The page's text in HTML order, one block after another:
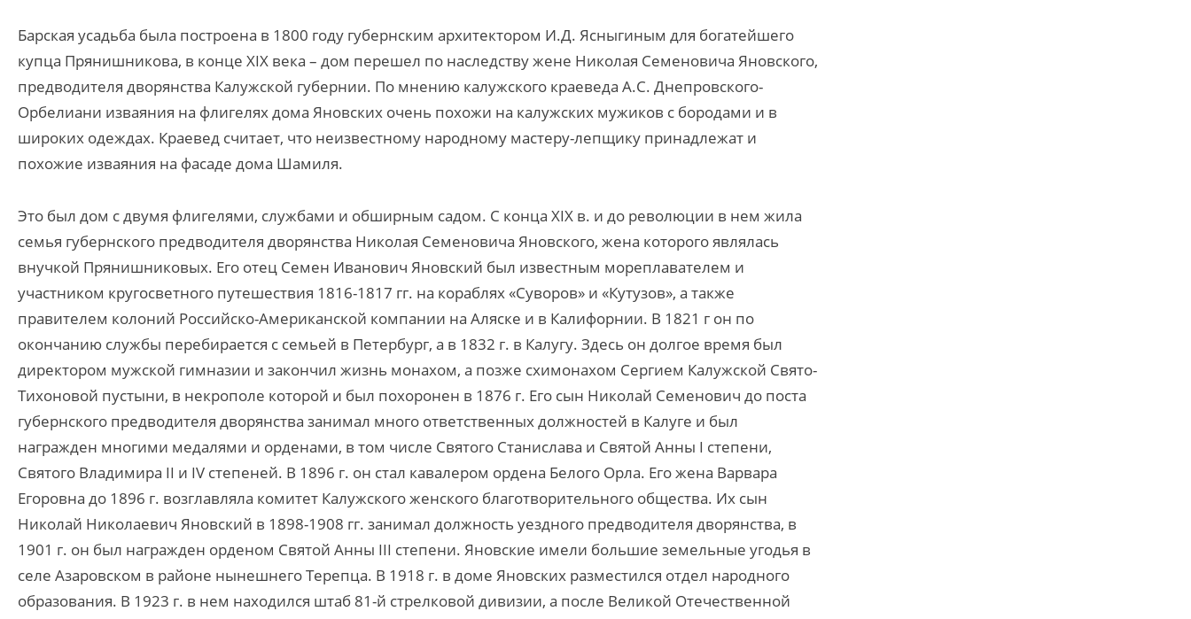
Барская усадьба была построена в 1800 году губернским архитектором И.Д. Ясныгиным для богатейшего
купца Прянишникова, в конце XIX века – дом перешел по наследству жене Николая Семеновича Яновского,
предводителя дворянства Калужской губернии. По мнению калужского краеведа А.С. Днепровского-
Орбелиани изваяния на флигелях дома Яновских очень похожи на калужских мужиков с бородами и в
широких одеждах. Краевед считает, что неизвестному народному мастеру-лепщику принадлежат и
похожие изваяния на фасаде дома Шамиля.
Это был дом с двумя флигелями, службами и обширным садом. С конца XIX в. и до революции в нем жила
семья губернского предводителя дворянства Николая Семеновича Яновского, жена которого являлась
внучкой Прянишниковых. Его отец Семен Иванович Яновский был известным мореплавателем и
участником кругосветного путешествия 1816-1817 гг. на кораблях «Суворов» и «Кутузов», а также
правителем колоний Российско-Американской компании на Аляске и в Калифорнии. В 1821 г он по
окончанию службы перебирается с семьей в Петербург, а в 1832 г. в Калугу. Здесь он долгое время был
директором мужской гимназии и закончил жизнь монахом, а позже схимонахом Сергием Калужской Свято-
Тихоновой пустыни, в некрополе которой и был похоронен в 1876 г. Его сын Николай Семенович до поста
губернского предводителя дворянства занимал много ответственных должностей в Калуге и был
награжден многими медалями и орденами, в том числе Святого Станислава и Святой Анны I степени,
Святого Владимира II и IV степеней. В 1896 г. он стал кавалером ордена Белого Орла. Его жена Варвара
Егоровна до 1896 г. возглавляла комитет Калужского женского благотворительного общества. Их сын
Николай Николаевич Яновский в 1898-1908 гг. занимал должность уездного предводителя дворянства, в
1901 г. он был награжден орденом Святой Анны III степени. Яновские имели большие земельные угодья в
селе Азаровском в районе нынешнего Терепца. В 1918 г. в доме Яновских разместился отдел народного
образования. В 1923 г. в нем находился штаб 81-й стрелковой дивизии, а после Великой Отечественной